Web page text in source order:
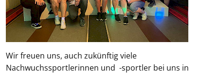
Wir freuen uns, auch zukünftig viele
Nachwuchssportlerinnen und -sportler bei uns in